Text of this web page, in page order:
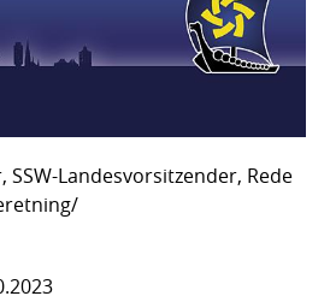
Landesvorsitzender, Rede